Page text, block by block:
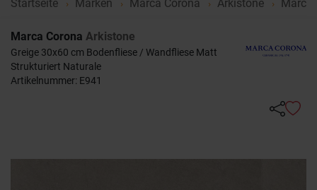
Startseite Marken Marca Corona Arkistone Marca
Marca Corona Arkistone
Greige 30x60 cm Bodenfliese / Wandfliese Matt
Strukturiert Naturale
Artikelnummer: E941